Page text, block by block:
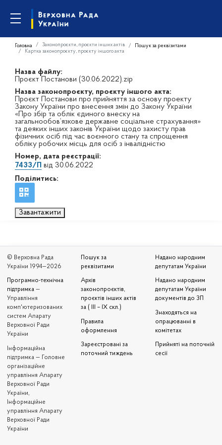
Головна Законопроєкти, проєкти інших актів
Пошук за реквізитами
Картка законопроєкту, проєкту іншого акта
Назва файлу:
Проєкт Постанови (30.06.2022).zip
Назва законопроєкту, проєкту іншого акта:
Проєкт Постанови про прийняття за основу проекту
Закону України про внесення змін до Закону України
«Про збір та облік єдиного внеску на
загальнообов’язкове державне соціальне страхування»
та деяких інших законів України щодо захисту прав
фізичних осіб під час воєнного стану та спрощення
обліку робочих місць для осіб з інвалідністю
Номер, дата реєстрації:
7433/П від 30.06.2022
Поділитись:
Завантажити
© Верховна Рада
України 1994—2026
Програмно-технічна
підтримка —
Управління
комп'ютеризованих
систем Апарату
Верховної Ради
України
Iнформаційна
підтримка — Головне
організаційне
управління Апарату
Верховної Ради
України,
Інформаційне
управління Апарату
Верховної Ради
України
Пошук за
реквізитами
Архів
законопроєктів,
проєктів інших актів
за ( III – IX скл.)
Правила
оформлення
Зареєстровані за
поточний тиждень
Надано народним
депутатам України
Надано народним
депутатам України
документів до ЗП
Знаходяться на
опрацюванні в
комітетах
Прийняті на поточній
сесії